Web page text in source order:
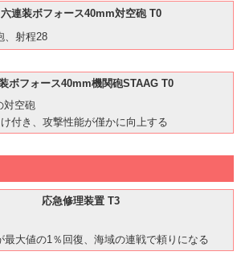
六連装ボフォース40mm対空砲 T0
、射程28
ボフォース40mm機関砲STAAG T0
対空砲
付き、攻撃性能が僅かに向上する
応急修理装置 T3
最大値の1％回復、海域の連戦で頼りになる